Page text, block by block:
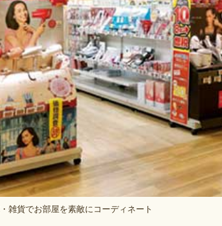
雑貨でお部屋を素敵にコーディネート